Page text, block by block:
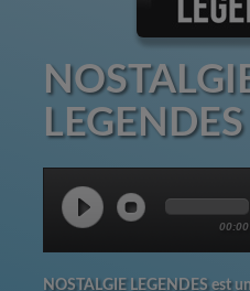
LEGENDES
00:00
NOSTALGIE LEGENDES est